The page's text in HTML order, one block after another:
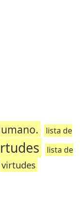
lista de
lista de
virtudes